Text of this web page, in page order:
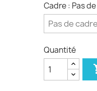
Cadre : Pas
Quantité